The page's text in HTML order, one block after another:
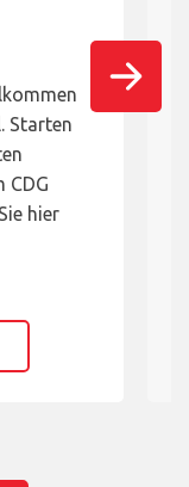
Starten
CDG
hier